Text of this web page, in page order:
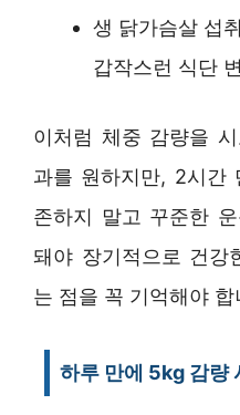
생 닭가슴살 섭
갑작스런 식단
이처럼 체중 감량을
과를 원하지만, 2시간
존하지 말고 꾸준한
돼야 장기적으로 건
는 점을 꼭 기억해야 합
하루 만에 5kg 감량